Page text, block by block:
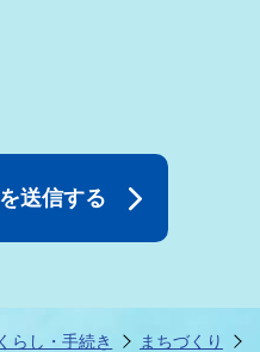
くらし・手続き
まちづくり